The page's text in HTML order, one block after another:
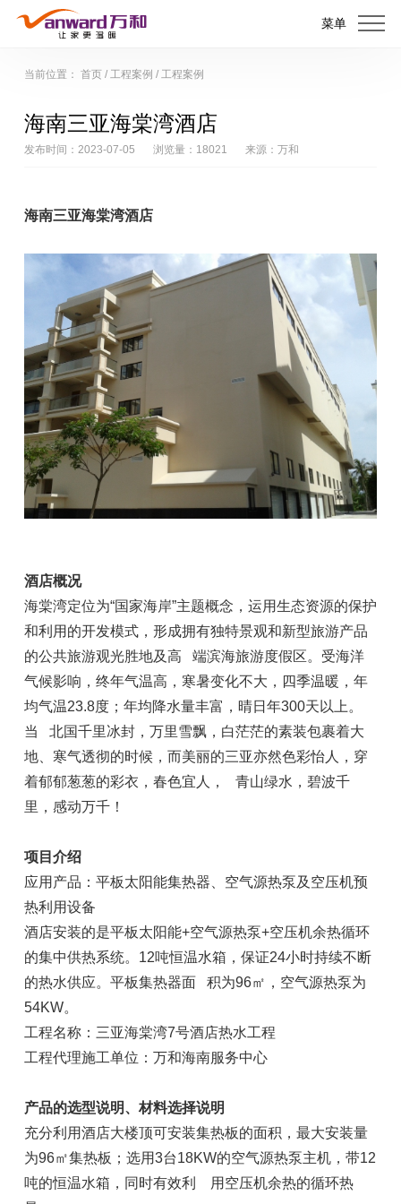
菜单
当前位置： 首页/ 工程案例 / 工程案例
海南三亚海棠湾酒店
发布时间：2023-07-05 浏览量：18021 来源：万和
海南三亚海棠湾酒店
酒店概况
海棠湾定位为“国家海岸”主题概念，运用生态资源的保护
和利用的开发模式，形成拥有独特景观和新型旅游产品
的公共旅游观光胜地及高 端滨海旅游度假区。受海洋
气候影响，终年气温高，寒暑变化不大，四季温暖，年
均气温23.8度；年均降水量丰富，晴日年300天以上。
当 北国千里冰封，万里雪飘，白茫茫的素装包裹着大
地、寒气透彻的时候，而美丽的三亚亦然色彩怡人，穿
着郁郁葱葱的彩衣，春色宜人， 青山绿水，碧波千
里，感动万千！
项目介绍
应用产品：平板太阳能集热器、空气源热泵及空压机预
热利用设备
酒店安装的是平板太阳能+空气源热泵+空压机余热循环
的集中供热系统。12吨恒温水箱，保证24小时持续不断
的热水供应。平板集热器面 积为96㎡，空气源热泵为
54KW。
工程名称：三亚海棠湾7号酒店热水工程
工程代理施工单位：万和海南服务中心
产品的选型说明、材料选择说明
充分利用酒店大楼顶可安装集热板的面积，最大安装量
为96㎡集热板；选用3台18KW的空气源热泵主机，带12
吨的恒温水箱，同时有效利 用空压机余热的循环热